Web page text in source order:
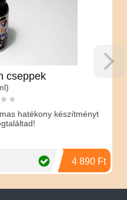
készítményt
4 890 Ft
Egyedüláló